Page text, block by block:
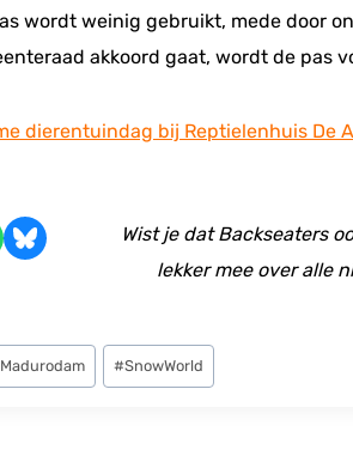
wordt weinig gebruikt, mede door
akkoord gaat, wordt de pas
dierentuindag bij Reptielenhuis De
Share on Bluesky
Wist je dat Backseaters
lekker mee over alle
Madurodam #SnowWorld